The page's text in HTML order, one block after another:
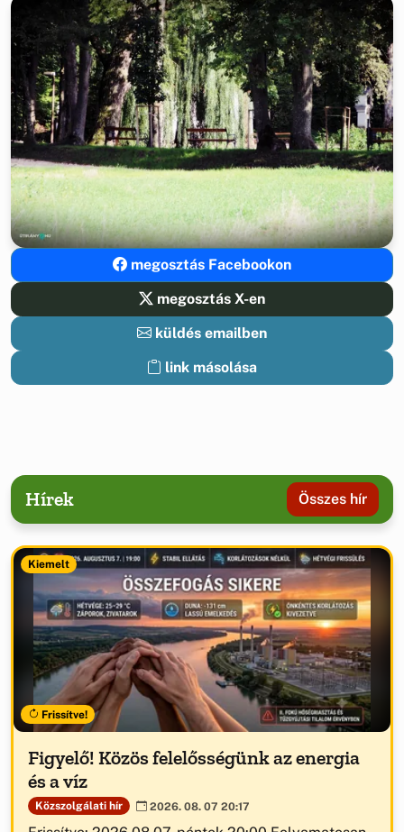
megosztás Facebookon
megosztás X-en
küldés emailben
link másolása
Hírek Összes hír
Kiemelt
Frissítve!
Figyelő! Közös felelősségünk az energia
és a víz
Közszolgálati hír 2026. 08. 07 20:17